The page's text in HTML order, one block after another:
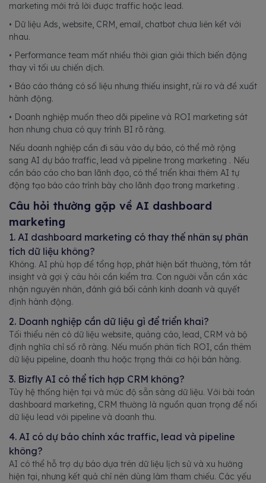
marketing mới trả lời được traffic hoặc lead.
• Dữ liệu Ads, website, CRM, email, chatbot chưa liên kết với
nhau.
• Performance team mất nhiều thời gian giải thích biến động
thay vì tối ưu chiến dịch.
• Báo cáo tháng có số liệu nhưng thiếu insight, rủi ro và đề xuất
hành động.
• Doanh nghiệp muốn theo dõi pipeline và ROI marketing sát
hơn nhưng chưa có quy trình BI rõ ràng.
Nếu doanh nghiệp cần đi sâu vào dự báo, có thể mở rộng
sang AI dự báo traffic, lead và pipeline trong marketing . Nếu
cần báo cáo cho ban lãnh đạo, có thể triển khai thêm AI tự
động tạo báo cáo trình bày cho lãnh đạo trong marketing .
Câu hỏi thường gặp về AI dashboard
marketing
1. AI dashboard marketing có thay thế nhân sự phân
tích dữ liệu không?
Không. AI phù hợp để tổng hợp, phát hiện bất thường, tóm tắt
insight và gợi ý câu hỏi cần kiểm tra. Con người vẫn cần xác
nhận nguyên nhân, đánh giá bối cảnh kinh doanh và quyết
định hành động.
2. Doanh nghiệp cần dữ liệu gì để triển khai?
Tối thiểu nên có dữ liệu website, quảng cáo, lead, CRM và bộ
định nghĩa chỉ số rõ ràng. Nếu muốn phân tích ROI, cần thêm
dữ liệu pipeline, doanh thu hoặc trạng thái cơ hội bán hàng.
3. Bizfly AI có thể tích hợp CRM không?
Tùy hệ thống hiện tại và mức độ sẵn sàng dữ liệu. Với bài toán
dashboard marketing, CRM thường là nguồn quan trọng để nối
dữ liệu lead với pipeline và doanh thu.
4. AI có dự báo chính xác traffic, lead và pipeline
không?
AI có thể hỗ trợ dự báo dựa trên dữ liệu lịch sử và xu hướng
hiện tại, nhưng kết quả chỉ nên dùng làm tham chiếu. Các yếu